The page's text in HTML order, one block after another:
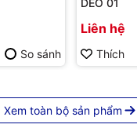
So sánh
Liên hệ
Thích
Xem toàn bộ sản phẩm